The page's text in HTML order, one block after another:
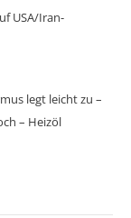
USA/Iran-
legt leicht zu –
– Heizöl